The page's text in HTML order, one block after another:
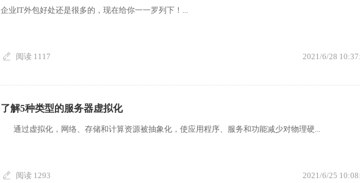
企业IT外包好处还是很多的，现在给你一一罗列下！...
阅读 1117 2021/6/28
了解5种类型的服务器虚拟化
通过虚拟化，网络、存储和计算资源被抽象化，使应用程序、服务和功能减少对物理硬...
阅读 1293 2021/6/25